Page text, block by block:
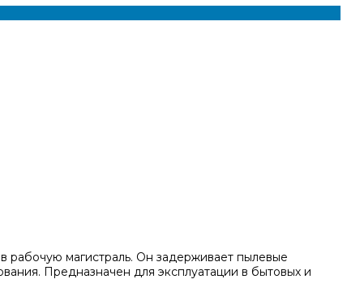
рабочую магистраль. Он задерживает пылевые
Предназначен для эксплуатации в бытовых и